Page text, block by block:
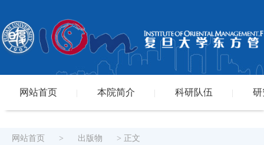
网站首页 本院简介 科研队伍 研
网站首页 > 出版物 > 正文